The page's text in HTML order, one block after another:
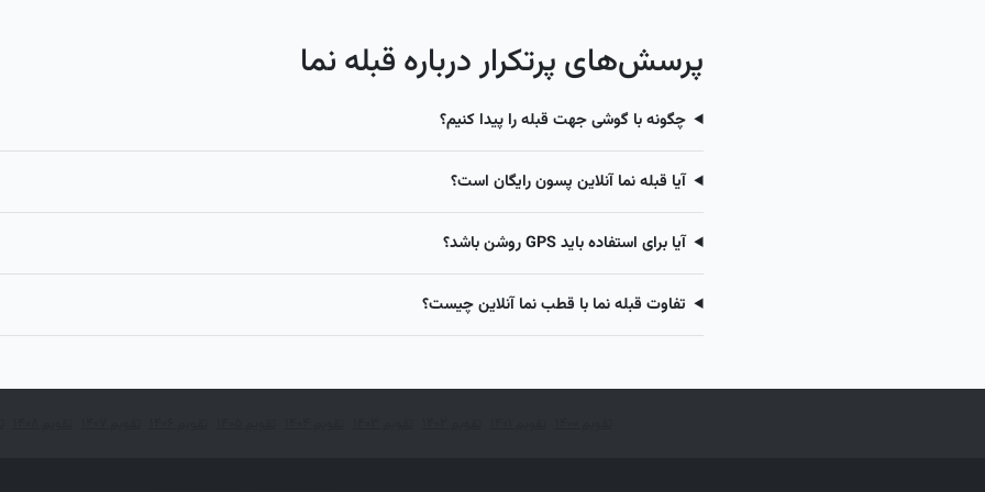
پرسش‌های پرتکرار درباره قبله نما
چگونه با گوشی جهت قبله را پیدا کنیم؟
آیا قبله نما آنلاین پسون رایگان است؟
آیا برای استفاده باید GPS روشن باشد؟
تفاوت قبله نما با قطب نما آنلاین چیست؟